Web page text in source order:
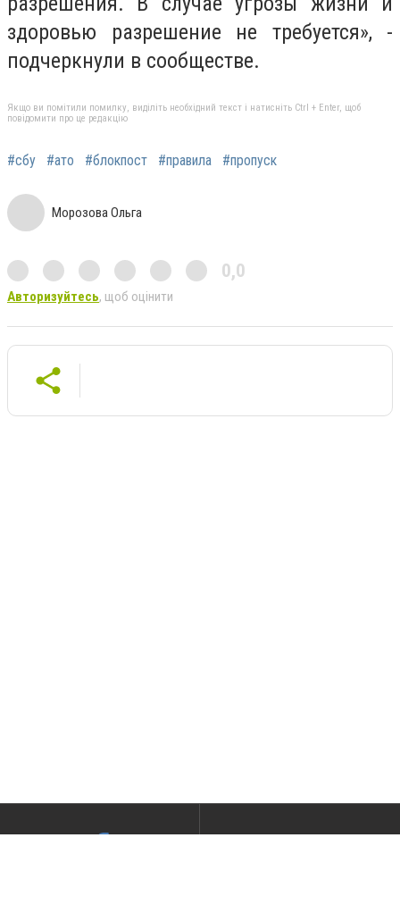
здоровью разрешение не требуется», -
подчеркнули в сообществе.
Якщо ви помітили помилку, виділіть необхідний текст і натисніть Ctrl + Enter, щоб
повідомити про це редакцію
#сбу #ато #блокпост #правила #пропуск
Морозова Ольга
0,0
Авторизуйтесь, щоб оцінити